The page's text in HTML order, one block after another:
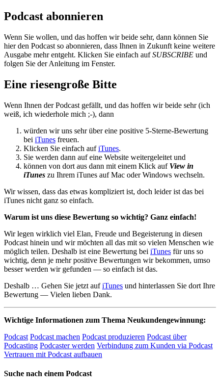
Podcast abonnieren
Wenn Sie wollen, und das hoffen wir beide sehr, dann können Sie
hier den Podcast so abonnieren, dass Ihnen in Zukunft keine weitere
Ausgabe mehr entgeht. Klicken Sie einfach aufSUBSCRIBE und
folgen Sie der Anleitung im Fenster.
Eine riesengroße Bitte
Wenn Ihnen der Podcast gefällt, und das hoffen wir beide sehr (ich
weiß, ich wiederhole mich ;-), dann
würden wir uns sehr über eine positive 5-Sterne-Bewertung
bei iTunes freuen.
Klicken Sie einfach aufiTunes.
Sie werden dann auf eine Website weitergeleitet und
können von dort aus dann mit einem Klick auf View in
iTunes zu Ihrem iTunes auf Mac oder Windows wechseln.
Wir wissen, dass das etwas kompliziert ist, doch leider ist das bei
iTunes nicht ganz so einfach.
Warum ist uns diese Bewertung so wichtig? Ganz einfach!
Wir legen wirklich viel Elan, Freude und Begeisterung in diesen
Podcast hinein und wir möchten all das mit so vielen Menschen wie
möglich teilen. Deshalb ist eine Bewertung bei iTunes für uns so
wichtig, denn je mehr positive Bewertungen wir bekommen, umso
besser werden wir gefunden — so einfach ist das.
Deshalb … Gehen Sie jetzt aufiTunes und hinterlassen Sie dort Ihre
Bewertung — Vielen lieben Dank.
Wichtige Informationen zum Thema Neukundengewinnung:
Podcast Podcast machen Podcast produzieren Podcast über
Podcasting Podcaster werden Verbindung zum Kunden via Podcast
Vertrauen mit Podcast aufbauen
Suche nach einem Podcast